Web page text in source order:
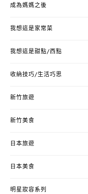
成為媽媽之後
我想這是家常菜
我想這是甜點/西點
收納技巧/生活巧思
新竹旅遊
新竹美食
日本旅遊
日本美食
明星妝容系列